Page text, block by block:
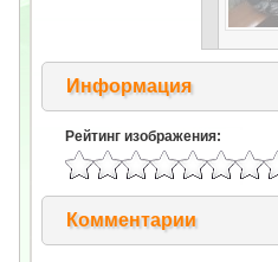
Информация
Рейтинг изображения:
Комментарии